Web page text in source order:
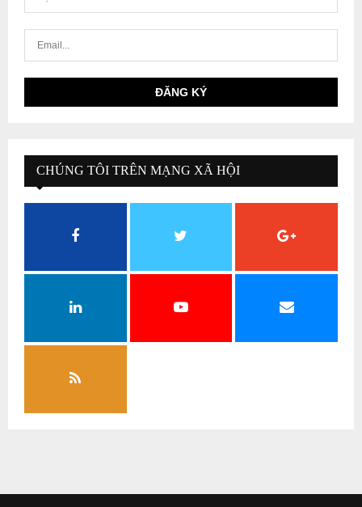
CHÚNG TÔI TRÊN MẠNG XÃ HỘI